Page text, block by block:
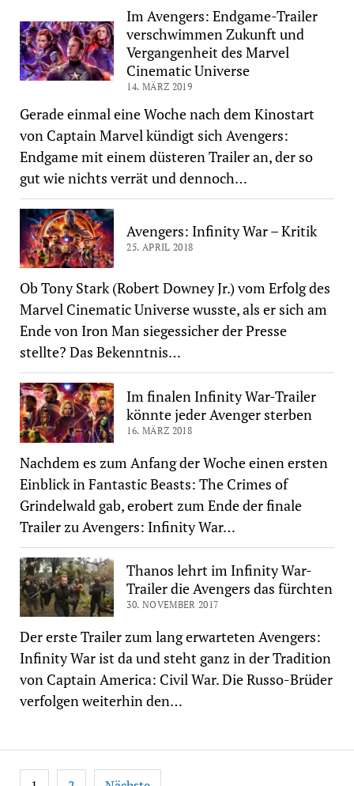
Im Avengers: Endgame-Trailer
verschwimmen Zukunft und
Vergangenheit des Marvel
Cinematic Universe
14. MÄRZ 2019
Gerade einmal eine Woche nach dem Kinostart
von Captain Marvel kündigt sich Avengers:
Endgame mit einem düsteren Trailer an, der so
gut wie nichts verrät und dennoch…
Avengers: Infinity War – Kritik
25. APRIL 2018
Ob Tony Stark (Robert Downey Jr.) vom Erfolg des
Marvel Cinematic Universe wusste, als er sich am
Ende von Iron Man siegessicher der Presse
stellte? Das Bekenntnis…
Im finalen Infinity War-Trailer
könnte jeder Avenger sterben
16. MÄRZ 2018
Nachdem es zum Anfang der Woche einen ersten
Einblick in Fantastic Beasts: The Crimes of
Grindelwald gab, erobert zum Ende der finale
Trailer zu Avengers: Infinity War…
Thanos lehrt im Infinity War-
Trailer die Avengers das fürchten
30. NOVEMBER 2017
Der erste Trailer zum lang erwarteten Avengers:
Infinity War ist da und steht ganz in der Tradition
von Captain America: Civil War. Die Russo-Brüder
verfolgen weiterhin den…
Seitennummerierung